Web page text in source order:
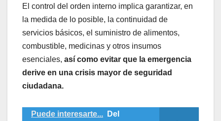
El control del orden interno implica garantizar, en
la medida de lo posible, la continuidad de
servicios básicos, el suministro de alimentos,
combustible, medicinas y otros insumos
esenciales, así como evitar que la emergencia
derive en una crisis mayor de seguridad
ciudadana.
Puede interesarte...
Del